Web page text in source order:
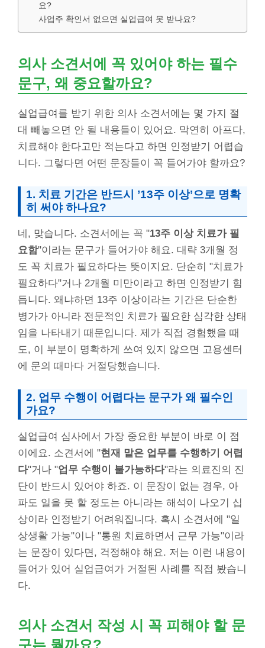
요?
사업주 확인서 없으면 실업급여 못 받나요?
의사 소견서에 꼭 있어야 하는 필수
문구, 왜 중요할까요?
실업급여를 받기 위한 의사 소견서에는 몇 가지 절
대 빼놓으면 안 될 내용들이 있어요. 막연히 아프다,
치료해야 한다고만 적는다고 하면 인정받기 어렵습
니다. 그렇다면 어떤 문장들이 꼭 들어가야 할까요?
1. 치료 기간은 반드시 ’13주 이상’으로 명확
히 써야 하나요?
네, 맞습니다. 소견서에는 꼭 "13주 이상 치료가 필
요함"이라는 문구가 들어가야 해요. 대략 3개월 정
도 꼭 치료가 필요하다는 뜻이지요. 단순히 "치료가
필요하다"거나 2개월 미만이라고 하면 인정받기 힘
듭니다. 왜냐하면 13주 이상이라는 기간은 단순한
병가가 아니라 전문적인 치료가 필요한 심각한 상태
임을 나타내기 때문입니다. 제가 직접 경험했을 때
도, 이 부분이 명확하게 쓰여 있지 않으면 고용센터
에 문의 때마다 거절당했습니다.
2. 업무 수행이 어렵다는 문구가 왜 필수인
가요?
실업급여 심사에서 가장 중요한 부분이 바로 이 점
이에요. 소견서에 "현재 맡은 업무를 수행하기 어렵
다"거나 "업무 수행이 불가능하다"라는 의료진의 진
단이 반드시 있어야 하죠. 이 문장이 없는 경우, 아
파도 일을 못 할 정도는 아니라는 해석이 나오기 십
상이라 인정받기 어려워집니다. 혹시 소견서에 "일
상생활 가능"이나 "통원 치료하면서 근무 가능"이라
는 문장이 있다면, 걱정해야 해요. 저는 이런 내용이
들어가 있어 실업급여가 거절된 사례를 직접 봤습니
다.
의사 소견서 작성 시 꼭 피해야 할 문
구는 뭘까요?